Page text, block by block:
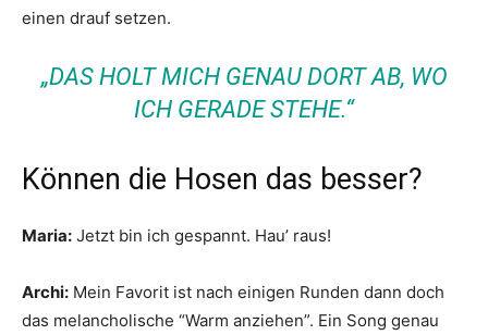
einen drauf setzen.
„DAS HOLT MICH GENAU DORT AB, WO
ICH GERADE STEHE.“
Können die Hosen das besser?
Maria: Jetzt bin ich gespannt. Hau’ raus!
Archi: Mein Favorit ist nach einigen Runden dann doch
das melancholische “Warm anziehen”. Ein Song genau